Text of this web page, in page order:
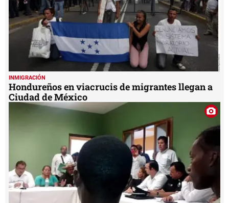
INMIGRACIÓN
Hondureños en viacrucis de migrantes llegan a
Ciudad de México